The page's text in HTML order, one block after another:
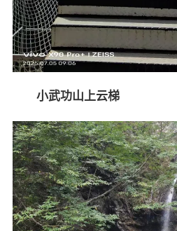
小武功山上云梯